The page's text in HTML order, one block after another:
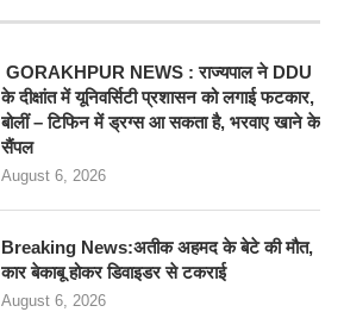
GORAKHPUR NEWS : राज्यपाल ने DDU
के दीक्षांत में यूनिवर्सिटी प्रशासन को लगाई फटकार,
बोलीं – टिफिन में ड्रग्स आ सकता है, भरवाए खाने के
सैंपल
August 6, 2026
Breaking News:अतीक अहमद के बेटे की मौत,
कार बेकाबू होकर डिवाइडर से टकराई
August 6, 2026